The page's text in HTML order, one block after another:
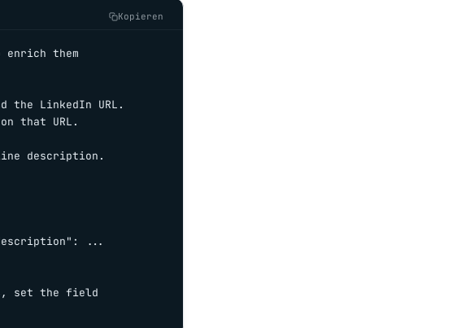
Kopieren
them
the LinkedIn URL.
that URL.
description.
...
set the field